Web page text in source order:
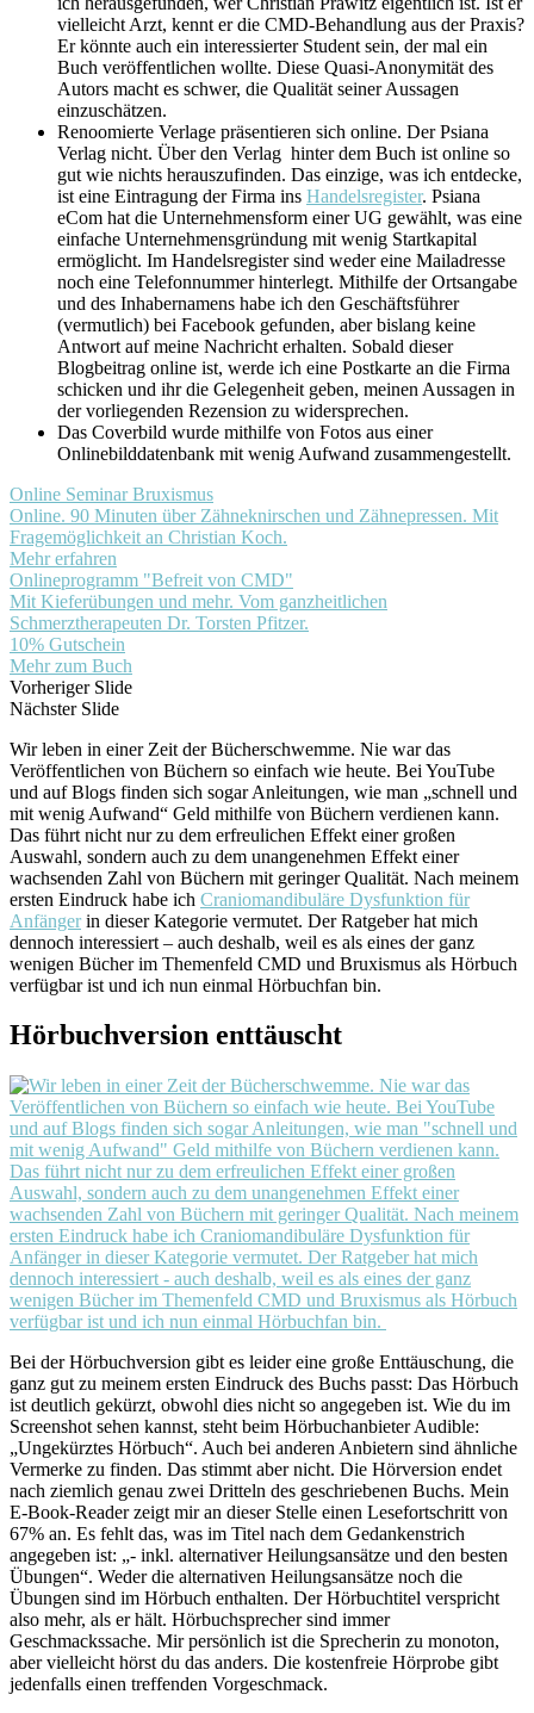
vielleicht Arzt, kennt er die CMD-Behandlung aus der Praxis?
Er könnte auch ein interessierter Student sein, der mal ein
Buch veröffentlichen wollte. Diese Quasi-Anonymität des
Autors macht es schwer, die Qualität seiner Aussagen
einzuschätzen.
Renoomierte Verlage präsentieren sich online. Der Psiana
Verlag nicht. Über den Verlag hinter dem Buch ist online so
gut wie nichts herauszufinden. Das einzige, was ich entdecke,
ist eine Eintragung der Firma ins Handelsregister. Psiana
eCom hat die Unternehmensform einer UG gewählt, was eine
einfache Unternehmensgründung mit wenig Startkapital
ermöglicht. Im Handelsregister sind weder eine Mailadresse
noch eine Telefonnummer hinterlegt. Mithilfe der Ortsangabe
und des Inhabernamens habe ich den Geschäftsführer
(vermutlich) bei Facebook gefunden, aber bislang keine
Antwort auf meine Nachricht erhalten. Sobald dieser
Blogbeitrag online ist, werde ich eine Postkarte an die Firma
schicken und ihr die Gelegenheit geben, meinen Aussagen in
der vorliegenden Rezension zu widersprechen.
Das Coverbild wurde mithilfe von Fotos aus einer
Onlinebilddatenbank mit wenig Aufwand zusammengestellt.
Online Seminar Bruxismus
Online. 90 Minuten über Zähneknirschen und Zähnepressen. Mit
Fragemöglichkeit an Christian Koch.
Mehr erfahren
Onlineprogramm "Befreit von CMD"
Mit Kieferübungen und mehr. Vom ganzheitlichen
Schmerztherapeuten Dr. Torsten Pfitzer.
10% Gutschein
Mehr zum Buch
Vorheriger Slide
Nächster Slide
Wir leben in einer Zeit der Bücherschwemme. Nie war das
Veröffentlichen von Büchern so einfach wie heute. Bei YouTube
und auf Blogs finden sich sogar Anleitungen, wie man „schnell und
mit wenig Aufwand“ Geld mithilfe von Büchern verdienen kann.
Das führt nicht nur zu dem erfreulichen Effekt einer großen
Auswahl, sondern auch zu dem unangenehmen Effekt einer
wachsenden Zahl von Büchern mit geringer Qualität. Nach meinem
ersten Eindruck habe ich Craniomandibuläre Dysfunktion für
Anfängerin dieser Kategorie vermutet. Der Ratgeber hat mich
dennoch interessiert – auch deshalb, weil es als eines der ganz
wenigen Bücher im Themenfeld CMD und Bruxismus als Hörbuch
verfügbar ist und ich nun einmal Hörbuchfan bin.
Hörbuchversion enttäuscht
Bei der Hörbuchversion gibt es leider eine große Enttäuschung, die
ganz gut zu meinem ersten Eindruck des Buchs passt: Das Hörbuch
ist deutlich gekürzt, obwohl dies nicht so angegeben ist. Wie du im
Screenshot sehen kannst, steht beim Hörbuchanbieter Audible:
„Ungekürztes Hörbuch“. Auch bei anderen Anbietern sind ähnliche
Vermerke zu finden. Das stimmt aber nicht. Die Hörversion endet
nach ziemlich genau zwei Dritteln des geschriebenen Buchs. Mein
E-Book-Reader zeigt mir an dieser Stelle einen Lesefortschritt von
67% an. Es fehlt das, was im Titel nach dem Gedankenstrich
angegeben ist: „- inkl. alternativer Heilungsansätze und den besten
Übungen“. Weder die alternativen Heilungsansätze noch die
Übungen sind im Hörbuch enthalten. Der Hörbuchtitel verspricht
also mehr, als er hält. Hörbuchsprecher sind immer
Geschmackssache. Mir persönlich ist die Sprecherin zu monoton,
aber vielleicht hörst du das anders. Die kostenfreie Hörprobe gibt
jedenfalls einen treffenden Vorgeschmack.